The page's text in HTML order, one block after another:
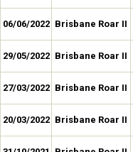
06/06/2022 Brisbane Roar II
29/05/2022 Brisbane Roar II
27/03/2022 Brisbane Roar II
20/03/2022 Brisbane Roar II